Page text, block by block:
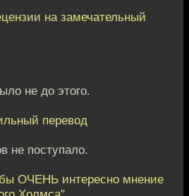
на замечательный
не до этого.
перевод
не поступало.
ОЧЕНЬ интересно мнение